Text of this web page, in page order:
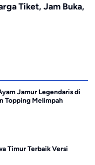
Tiket, Jam Buka,
Jamur Legendaris di
Topping Melimpah
Timur Terbaik Versi